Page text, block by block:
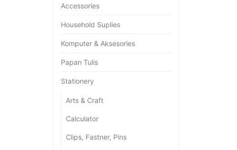
Accessories
Household Suplies
Komputer & Aksesories
Papan Tulis
Stationery
Arts & Craft
Calculator
Clips, Fastner, Pins